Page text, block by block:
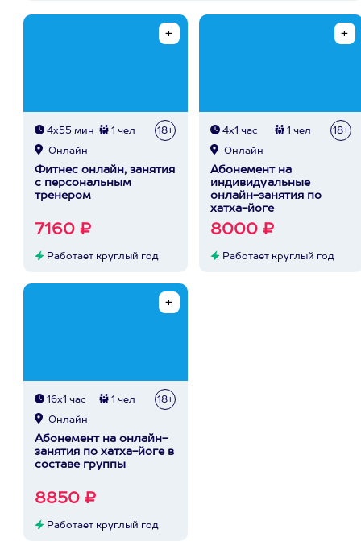
4х55 мин 1 чел 18+
Онлайн
Фитнес онлайн, занятия
с персональным
тренером
7160 ₽
Работает круглый год
4х1 час 1 чел 18+
Онлайн
Абонемент на
индивидуальные
онлайн-занятия по
хатха-йоге
8000 ₽
Работает круглый год
16х1 час 1 чел 18+
Онлайн
Абонемент на онлайн-
занятия по хатха-йоге в
составе группы
8850 ₽
Работает круглый год